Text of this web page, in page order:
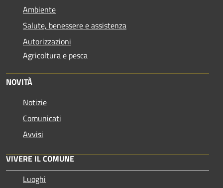
Ambiente
Salute, benessere e assistenza
Autorizzazioni
Agricoltura e pesca
NOVITÀ
Notizie
Comunicati
Avvisi
VIVERE IL COMUNE
Luoghi